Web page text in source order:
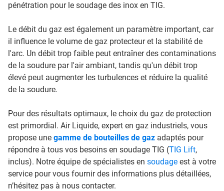
pénétration pour le soudage des inox en TIG.
Le débit du gaz est également un paramètre important, car
il influence le volume de gaz protecteur et la stabilité de
l'arc. Un débit trop faible peut entraîner des contaminations
de la soudure par l'air ambiant, tandis qu'un débit trop
élevé peut augmenter les turbulences et réduire la qualité
de la soudure.
Pour des résultats optimaux, le choix du gaz de protection
est primordial. Air Liquide, expert en gaz industriels, vous
propose une gamme de bouteilles de gaz adaptés pour
répondre à tous vos besoins en soudage TIG (TIG Lift,
inclus). Notre équipe de spécialistes en soudage est à votre
service pour vous fournir des informations plus détaillées,
n’hésitez pas à nous contacter.